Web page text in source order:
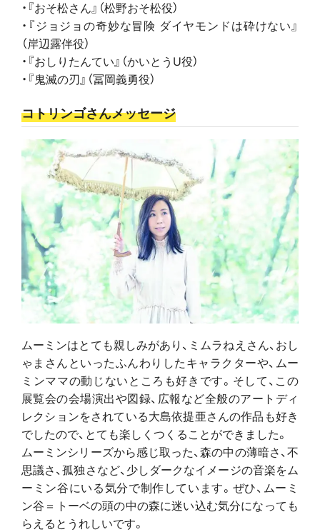
・『おそ松さん』（松野おそ松役）
・『ジョジョの奇妙な冒険 ダイヤモンドは砕けない』
（岸辺露伴役）
・『おしりたんてい』（かいとうU役）
・『鬼滅の刃』（冨岡義勇役）
コトリンゴさんメッセージ
ムーミンはとても親しみがあり、ミムラねえさん、おし
ゃまさんといったふんわりしたキャラクターや、ムー
ミンママの動じないところも好きです。そして、この
展覧会の会場演出や図録、広報など全般のアートディ
レクションをされている大島依提亜さんの作品も好き
でしたので、とても楽しくつくることができました。
ムーミンシリーズから感じ取った、森の中の薄暗さ、不
思議さ、孤独さなど、少しダークなイメージの音楽をム
ーミン谷にいる気分で制作しています。ぜひ、ムーミ
ン谷＝トーベの頭の中の森に迷い込む気分になっても
らえるとうれしいです。